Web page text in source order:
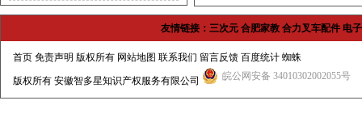
友情链接： 三次元 合肥家教 合力叉车配件 电
首页 免责声明 版权所有 网站地图 联系我们 留言反馈 百度统计 蜘蛛
版权所有 安徽智多星知识产权服务有限公司 皖公网安备 34010302002055号